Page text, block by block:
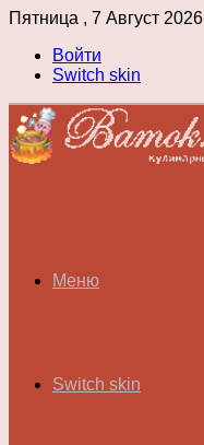
Пятница , 7 Август 2026
Войти
Switch skin
Меню
Switch skin